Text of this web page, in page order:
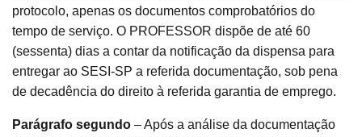
protocolo, apenas os documentos comprobatórios do
tempo de serviço. O PROFESSOR dispõe de até 60
(sessenta) dias a contar da notificação da dispensa para
entregar ao SESI-SP a referida documentação, sob pena
de decadência do direito à referida garantia de emprego.
Parágrafo segundo – Após a análise da documentação